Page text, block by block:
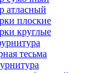
атласный
плоские
круглые
тесьма